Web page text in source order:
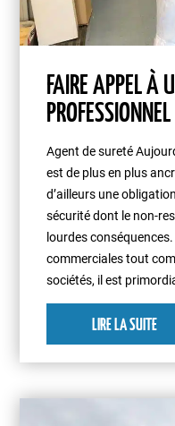
FAIRE APPEL À
PROFESSIONNEL
Agent de sureté
est de plus en plus
d’ailleurs une
sécurité dont le non-
lourdes
commerciales tout
sociétés, il est
LIRE LA SUITE